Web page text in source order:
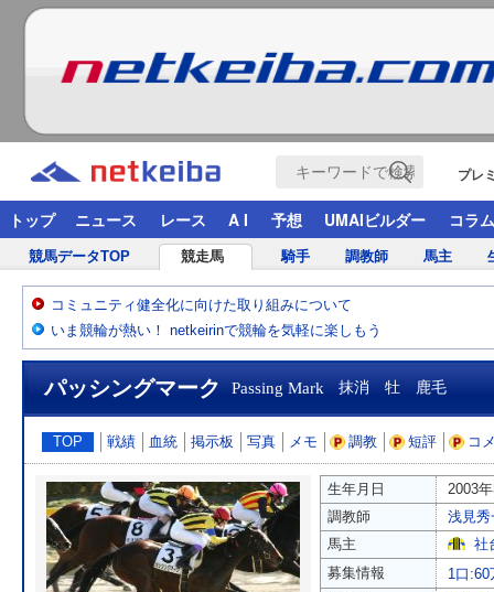
プレ
トップ ニュース レース A I 予想 UMAIビルダー コラム
競馬データTOP 競走馬 騎手 調教師 馬主
コミュニティ健全化に向けた取り組みについて
いま競輪が熱い！ netkeirinで競輪を気軽に楽しもう
パッシングマーク Passing Mark 抹消 牡 鹿毛
TOP 戦績 血統 掲示板 写真 メモ 調教 短評 コ
生年月日
2003
調教師
浅見秀
馬主
社
募集情報
1口:60